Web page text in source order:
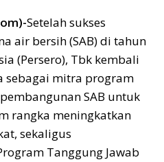
Setelah sukses
air bersih (SAB) di tahun
(Persero), Tbk kembali
sebagai mitra program
SAB untuk
rangka meningkatkan
sekaligus
Tanggung Jawab